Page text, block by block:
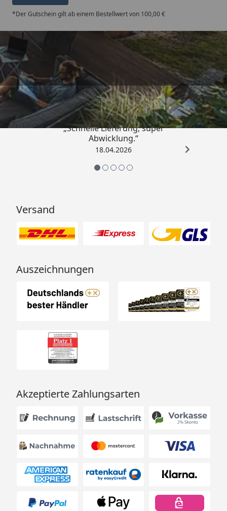
*Der Gutschein gilt ab einem Bestellwert von 100,00 €
Trusted Shops
5,00/ 5
„Schnelle Lieferung, super
Abwicklung.“
18.04.2026
Versand
Auszeichnungen
Akzeptierte Zahlungsarten